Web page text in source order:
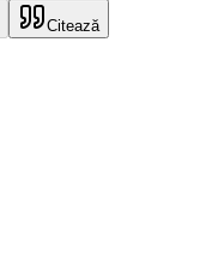
Citează